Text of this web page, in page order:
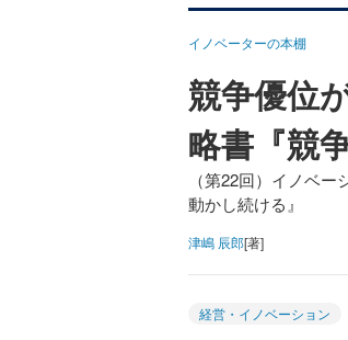
イノベーターの本棚
競争優位
略書『競
（第22回）イノベ
動かし続ける』
津嶋 辰郎[著]
経営・イノベーション